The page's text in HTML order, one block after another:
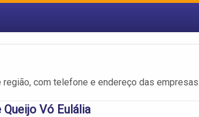
região, com telefone e endereço das
Vó Eulália